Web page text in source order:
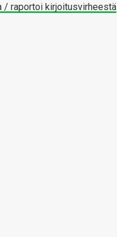
/ raportoi kirjoitusvirheestä